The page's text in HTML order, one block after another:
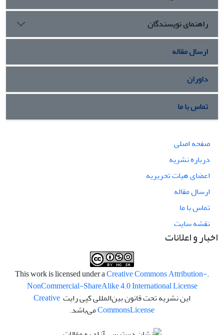
راهنمای نویسندگان
ارسال مقاله
داوران
تماس با ما
صفحه اصلی
درباره نشریه
اعضای هیات تحریریه
ارسال مقاله
تماس با ما
نقشه سایت
اخبار و اعلانات
.This work is licensed under a
Creative Commons Attribution-
NonCommercial-ShareAlike 4.0 International License
این نشریه تحت قانون بین‌المللی کپی رایت Creative
CommonsLicense می‌باشد.